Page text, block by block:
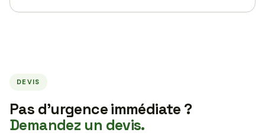
DEVIS
Pas d’urgence immédiate ?
Demandez un devis.